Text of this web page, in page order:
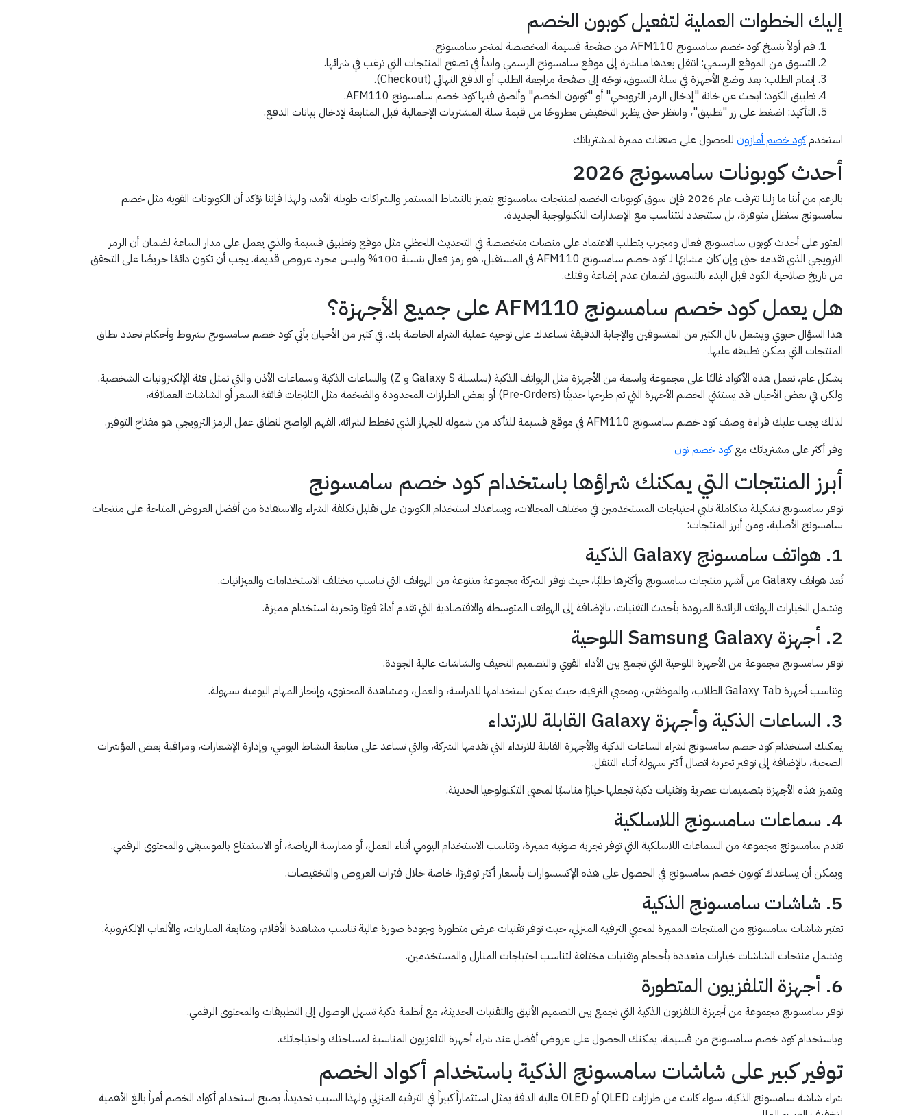
إليك الخطوات العملية لتفعيل كوبون الخصم
قم أولاً بنسخ كود خصم سامسونج AFM110 من صفحة قسيمة المخصصة لمتجر سامسونج.
التسوق من الموقع الرسمي: انتقل بعدها مباشرة إلى موقع سامسونج الرسمي وابدأ في تصفح المنتجات التي ترغب في شرائها.
إتمام الطلب: بعد وضع الأجهزة في سلة التسوق، توجّه إلى صفحة مراجعة الطلب أو الدفع النهائي (Checkout).
تطبيق الكود: ابحث عن خانة "إدخال الرمز الترويجي" أو "كوبون الخصم" وألصق فيها كود خصم سامسونج AFM110.
التأكيد: اضغط على زر "تطبيق"، وانتظر حتى يظهر التخفيض مطروحًا من قيمة سلة المشتريات الإجمالية قبل المتابعة لإدخال بيانات الدفع.
استخدمكود خصم أمازون للحصول على صفقات مميزة لمشترياتك
أحدث كوبونات سامسونج 2026
بالرغم من أننا ما زلنا نترقب عام 2026 فإن سوق كوبونات الخصم لمنتجات سامسونج يتميز بالنشاط المستمر والشراكات طويلة الأمد، ولهذا فإننا نؤكد أن الكوبونات القوية مثل خصم
سامسونج ستظل متوفرة، بل ستتجدد لتتناسب مع الإصدارات التكنولوجية الجديدة.
العثور على أحدث كوبون سامسونج فعال ومجرب يتطلب الاعتماد على منصات متخصصة في التحديث اللحظي مثل موقع وتطبيق قسيمة والذي يعمل على مدار الساعة لضمان أن الرمز
الترويجي الذي تقدمه حتى وإن كان مشابهًا لـ كود خصم سامسونج AFM110 في المستقبل، هو رمز فعال بنسبة 100% وليس مجرد عروض قديمة. يجب أن تكون دائمًا حريصًا على التحقق
من تاريخ صلاحية الكود قبل البدء بالتسوق لضمان عدم إضاعة وقتك.
هل يعمل كود خصم سامسونج AFM110 على جميع الأجهزة؟
هذا السؤال حيوي ويشغل بال الكثير من المتسوقين والإجابة الدقيقة تساعدك على توجيه عملية الشراء الخاصة بك. في كثير من الأحيان يأتي كود خصم سامسونج بشروط وأحكام تحدد نطاق
المنتجات التي يمكن تطبيقه عليها.
بشكل عام، تعمل هذه الأكواد غالبًا على مجموعة واسعة من الأجهزة مثل الهواتف الذكية (سلسلة Galaxy S و Z) والساعات الذكية وسماعات الأذن والتي تمثل فئة الإلكترونيات الشخصية.
ولكن في بعض الأحيان قد يستثني الخصم الأجهزة التي تم طرحها حديثًا (Pre-Orders) أو بعض الطرازات المحدودة والضخمة مثل الثلاجات فائقة السعر أو الشاشات العملاقة،
لذلك يجب عليك قراءة وصف كود خصم سامسونج AFM110 في موقع قسيمة للتأكد من شموله للجهاز الذي تخطط لشرائه. الفهم الواضح لنطاق عمل الرمز الترويجي هو مفتاح التوفير.
وفر أكثر على مشترياتك معكود خصم نون
أبرز المنتجات التي يمكنك شراؤها باستخدام كود خصم سامسونج
توفر سامسونج تشكيلة متكاملة تلبي احتياجات المستخدمين في مختلف المجالات، ويساعدك استخدام الكوبون على تقليل تكلفة الشراء والاستفادة من أفضل العروض المتاحة على منتجات
سامسونج الأصلية، ومن أبرز المنتجات:
1. هواتف سامسونج Galaxy الذكية
تُعد هواتف Galaxy من أشهر منتجات سامسونج وأكثرها طلبًا، حيث توفر الشركة مجموعة متنوعة من الهواتف التي تناسب مختلف الاستخدامات والميزانيات.
وتشمل الخيارات الهواتف الرائدة المزودة بأحدث التقنيات، بالإضافة إلى الهواتف المتوسطة والاقتصادية التي تقدم أداءً قويًا وتجربة استخدام مميزة.
2. أجهزة Samsung Galaxy اللوحية
توفر سامسونج مجموعة من الأجهزة اللوحية التي تجمع بين الأداء القوي والتصميم النحيف والشاشات عالية الجودة.
وتناسب أجهزة Galaxy Tab الطلاب، والموظفين، ومحبي الترفيه، حيث يمكن استخدامها للدراسة، والعمل، ومشاهدة المحتوى، وإنجاز المهام اليومية بسهولة.
3. الساعات الذكية وأجهزة Galaxy القابلة للارتداء
يمكنك استخدام كود خصم سامسونج لشراء الساعات الذكية والأجهزة القابلة للارتداء التي تقدمها الشركة، والتي تساعد على متابعة النشاط اليومي، وإدارة الإشعارات، ومراقبة بعض المؤشرات
الصحية، بالإضافة إلى توفير تجربة اتصال أكثر سهولة أثناء التنقل.
وتتميز هذه الأجهزة بتصميمات عصرية وتقنيات ذكية تجعلها خيارًا مناسبًا لمحبي التكنولوجيا الحديثة.
4. سماعات سامسونج اللاسلكية
تقدم سامسونج مجموعة من السماعات اللاسلكية التي توفر تجربة صوتية مميزة، وتناسب الاستخدام اليومي أثناء العمل، أو ممارسة الرياضة، أو الاستمتاع بالموسيقى والمحتوى الرقمي.
ويمكن أن يساعدك كوبون خصم سامسونج في الحصول على هذه الإكسسوارات بأسعار أكثر توفيرًا، خاصة خلال فترات العروض والتخفيضات.
5. شاشات سامسونج الذكية
تعتبر شاشات سامسونج من المنتجات المميزة لمحبي الترفيه المنزلي، حيث توفر تقنيات عرض متطورة وجودة صورة عالية تناسب مشاهدة الأفلام، ومتابعة المباريات، والألعاب الإلكترونية.
وتشمل منتجات الشاشات خيارات متعددة بأحجام وتقنيات مختلفة لتناسب احتياجات المنازل والمستخدمين.
6. أجهزة التلفزيون المتطورة
توفر سامسونج مجموعة من أجهزة التلفزيون الذكية التي تجمع بين التصميم الأنيق والتقنيات الحديثة، مع أنظمة ذكية تسهل الوصول إلى التطبيقات والمحتوى الرقمي.
وباستخدام كود خصم سامسونج من قسيمة، يمكنك الحصول على عروض أفضل عند شراء أجهزة التلفزيون المناسبة لمساحتك واحتياجاتك.
توفير كبير على شاشات سامسونج الذكية باستخدام أكواد الخصم
شراء شاشة سامسونج الذكية، سواء كانت من طرازات QLED أو OLED عالية الدقة يمثل استثماراً كبيراً في الترفيه المنزلي ولهذا السبب تحديداً، يصبح استخدام أكواد الخصم أمراً بالغ الأهمية